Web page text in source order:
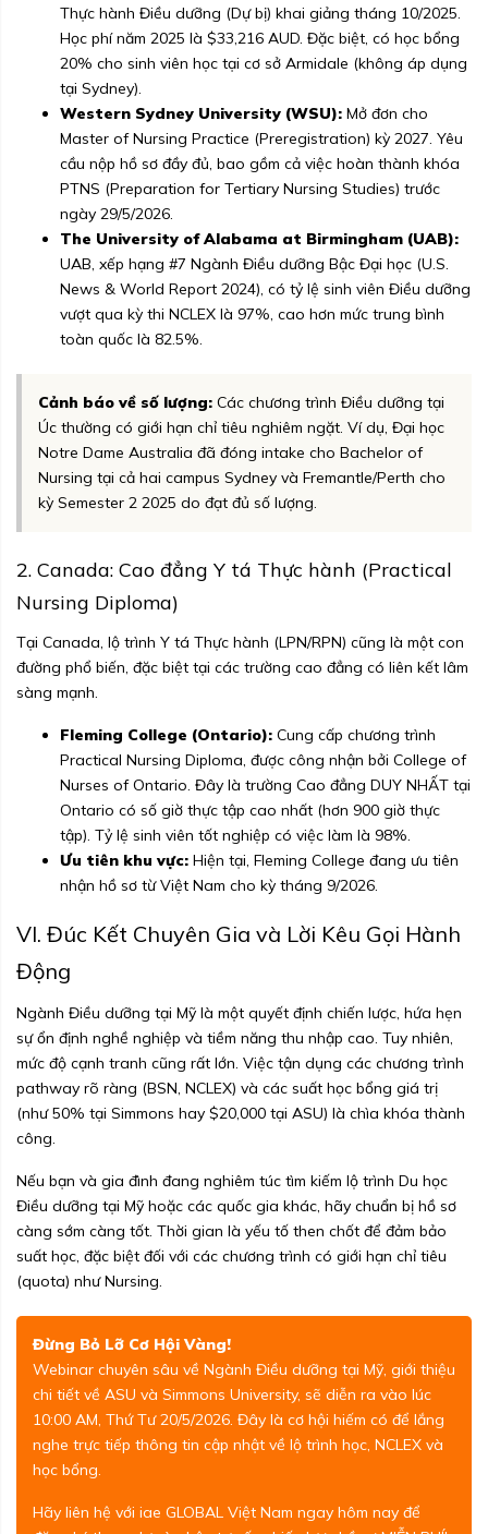
Thực hành Điều dưỡng (Dự bị) khai giảng tháng 10/2025.
Học phí năm 2025 là $33,216 AUD. Đặc biệt, có học bổng
20% cho sinh viên học tại cơ sở Armidale (không áp dụng
tại Sydney).
Western Sydney University (WSU): Mở đơn cho
Master of Nursing Practice (Preregistration) kỳ 2027. Yêu
cầu nộp hồ sơ đầy đủ, bao gồm cả việc hoàn thành khóa
PTNS (Preparation for Tertiary Nursing Studies) trước
ngày 29/5/2026.
The University of Alabama at Birmingham (UAB):
UAB, xếp hạng #7 Ngành Điều dưỡng Bậc Đại học (U.S.
News & World Report 2024), có tỷ lệ sinh viên Điều dưỡng
vượt qua kỳ thi NCLEX là 97%, cao hơn mức trung bình
toàn quốc là 82.5%.
Cảnh báo về số lượng: Các chương trình Điều dưỡng tại
Úc thường có giới hạn chỉ tiêu nghiêm ngặt. Ví dụ, Đại học
Notre Dame Australia đã đóng intake cho Bachelor of
Nursing tại cả hai campus Sydney và Fremantle/Perth cho
kỳ Semester 2 2025 do đạt đủ số lượng.
2. Canada: Cao đẳng Y tá Thực hành (Practical
Nursing Diploma)
Tại Canada, lộ trình Y tá Thực hành (LPN/RPN) cũng là một con
đường phổ biến, đặc biệt tại các trường cao đẳng có liên kết lâm
sàng mạnh.
Fleming College (Ontario): Cung cấp chương trình
Practical Nursing Diploma, được công nhận bởi College of
Nurses of Ontario. Đây là trường Cao đẳng DUY NHẤT tại
Ontario có số giờ thực tập cao nhất (hơn 900 giờ thực
tập). Tỷ lệ sinh viên tốt nghiệp có việc làm là 98%.
Ưu tiên khu vực: Hiện tại, Fleming College đang ưu tiên
nhận hồ sơ từ Việt Nam cho kỳ tháng 9/2026.
VI. Đúc Kết Chuyên Gia và Lời Kêu Gọi Hành
Động
Ngành Điều dưỡng tại Mỹ là một quyết định chiến lược, hứa hẹn
sự ổn định nghề nghiệp và tiềm năng thu nhập cao. Tuy nhiên,
mức độ cạnh tranh cũng rất lớn. Việc tận dụng các chương trình
pathway rõ ràng (BSN, NCLEX) và các suất học bổng giá trị
(như 50% tại Simmons hay $20,000 tại ASU) là chìa khóa thành
công.
Nếu bạn và gia đình đang nghiêm túc tìm kiếm lộ trình Du học
Điều dưỡng tại Mỹ hoặc các quốc gia khác, hãy chuẩn bị hồ sơ
càng sớm càng tốt. Thời gian là yếu tố then chốt để đảm bảo
suất học, đặc biệt đối với các chương trình có giới hạn chỉ tiêu
(quota) như Nursing.
Đừng Bỏ Lỡ Cơ Hội Vàng!
Webinar chuyên sâu về Ngành Điều dưỡng tại Mỹ, giới thiệu
chi tiết về ASU và Simmons University, sẽ diễn ra vào lúc
10:00 AM, Thứ Tư 20/5/2026. Đây là cơ hội hiếm có để lắng
nghe trực tiếp thông tin cập nhật về lộ trình học, NCLEX và
học bổng.
Hãy liên hệ với iae GLOBAL Việt Nam ngay hôm nay để